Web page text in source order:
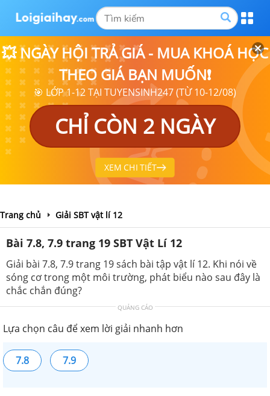
💥 NGÀY HỘI TRẢ GIÁ - MUA KHOÁ HỌC
THEO GIÁ BẠN MUỐN❗
🎯 LỚP 1-12 TẠI TUYENSINH247 (TỪ 10-12/08)
CHỈ CÒN 2 NGÀY
XEM CHI TIẾT
Trang chủ Giải SBT vật lí 12
Bài 7.8, 7.9 trang 19 SBT Vật Lí 12
Giải bài 7.8, 7.9 trang 19 sách bài tập vật lí 12. Khi nói về
sóng cơ trong một môi trường, phát biểu nào sau đây là
chắc chắn đúng?
QUẢNG CÁO
Lựa chọn câu để xem lời giải nhanh hơn
7.8 7.9